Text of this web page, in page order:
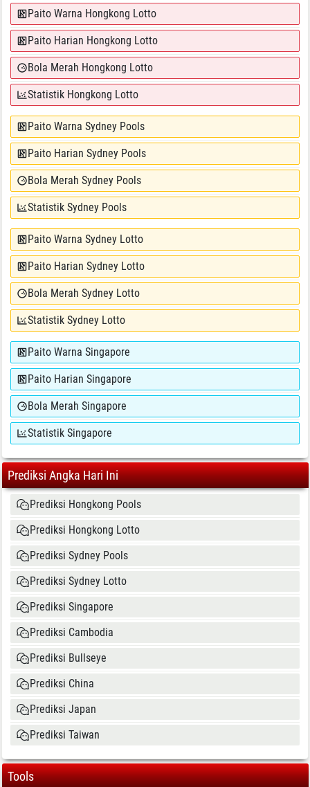
Paito Warna Hongkong Lotto
Paito Harian Hongkong Lotto
Bola Merah Hongkong Lotto
Statistik Hongkong Lotto
Paito Warna Sydney Pools
Paito Harian Sydney Pools
Bola Merah Sydney Pools
Statistik Sydney Pools
Paito Warna Sydney Lotto
Paito Harian Sydney Lotto
Bola Merah Sydney Lotto
Statistik Sydney Lotto
Paito Warna Singapore
Paito Harian Singapore
Bola Merah Singapore
Statistik Singapore
Prediksi Angka Hari Ini
Prediksi Hongkong Pools
Prediksi Hongkong Lotto
Prediksi Sydney Pools
Prediksi Sydney Lotto
Prediksi Singapore
Prediksi Cambodia
Prediksi Bullseye
Prediksi China
Prediksi Japan
Prediksi Taiwan
Tools